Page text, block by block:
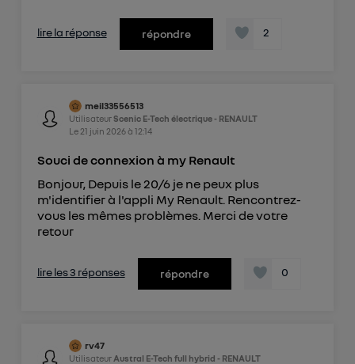
lire la réponse répondre 2
meil33556513
UtilisateurScenic E-Tech électrique - RENAULT
Le 21 juin 2026à 12:14
Souci de connexion à my Renault
Bonjour, Depuis le 20/6 je ne peux plus
m'identifier à l'appli My Renault. Rencontrez-
vous les mêmes problèmes. Merci de votre
retour
lire les 3 réponses répondre 0
rv47
Utilisateur Austral E-Tech full hybrid - RENAULT